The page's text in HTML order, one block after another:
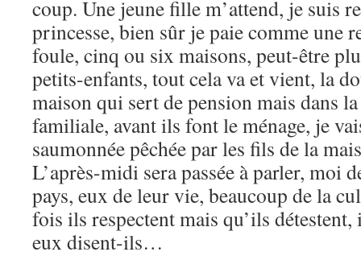
coup. Une jeune fille m’attend, je suis
princesse, bien sûr je paie comme une
foule, cinq ou six maisons, peut-être
petits-enfants, tout cela va et vient, la
maison qui sert de pension mais dans
familiale, avant ils font le ménage, je
saumonnée pêchée par les fils de la
L’après-midi sera passée à parler, moi
pays, eux de leur vie, beaucoup de la
fois ils respectent mais qu’ils détestent,
eux disent-ils…